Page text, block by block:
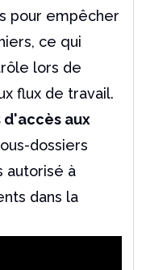
pour empêcher
ce qui
lors de
flux de travail.
aux
dossiers
autorisé à
dans la